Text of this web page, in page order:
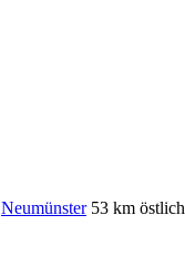
Neumünster53 km